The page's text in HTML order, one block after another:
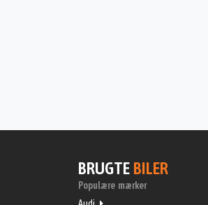
BRUGTE BILER
Populære mærker